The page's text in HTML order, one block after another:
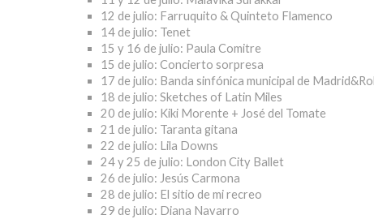
12 de julio: Farruquito & Quinteto Flamenco
14 de julio: Tenet
15 y 16 de julio: Paula Comitre
15 de julio: Concierto sorpresa
17 de julio: Banda sinfónica municipal de
18 de julio: Sketches of Latin Miles
20 de julio: Kiki Morente + José del Tomate
21 de julio: Taranta gitana
22 de julio: Lila Downs
24 y 25 de julio: London City Ballet
26 de julio: Jesús Carmona
28 de julio: El sitio de mi recreo
29 de julio: Diana Navarro